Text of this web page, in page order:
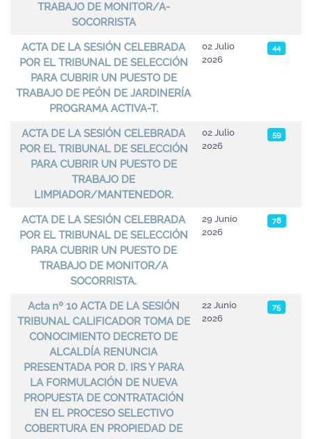
TRABAJO DE MONITOR/A-
SOCORRISTA
ACTA DE LA SESIÓN CELEBRADA
POR EL TRIBUNAL DE SELECCIÓN
PARA CUBRIR UN PUESTO DE
TRABAJO DE PEÓN DE JARDINERÍA
PROGRAMA ACTIVA-T.
02 Julio
2026
44
ACTA DE LA SESIÓN CELEBRADA
POR EL TRIBUNAL DE SELECCIÓN
PARA CUBRIR UN PUESTO DE
TRABAJO DE
LIMPIADOR/MANTENEDOR.
02 Julio
2026
59
ACTA DE LA SESIÓN CELEBRADA
POR EL TRIBUNAL DE SELECCIÓN
PARA CUBRIR UN PUESTO DE
TRABAJO DE MONITOR/A
SOCORRISTA.
29 Junio
2026
78
Acta nº 10 ACTA DE LA SESIÓN
TRIBUNAL CALIFICADOR TOMA DE
CONOCIMIENTO DECRETO DE
ALCALDÍA RENUNCIA
PRESENTADA POR D. IRS Y PARA
LA FORMULACIÓN DE NUEVA
PROPUESTA DE CONTRATACIÓN
EN EL PROCESO SELECTIVO
COBERTURA EN PROPIEDAD DE
22 Junio
2026
75